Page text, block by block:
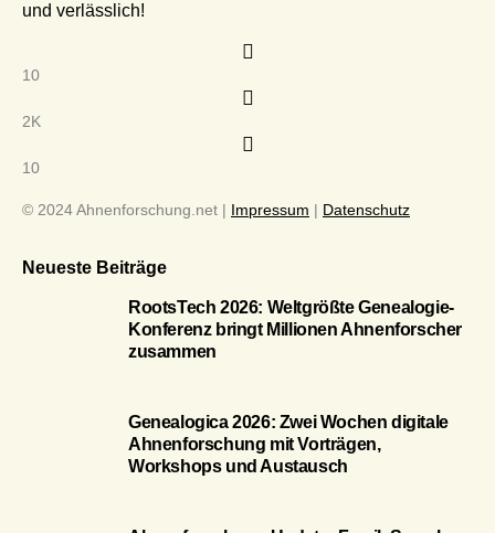
und verlässlich!
10
2K
10
© 2024 Ahnenforschung.net | Impressum | Datenschutz
Neueste Beiträge
RootsTech 2026: Weltgrößte Genealogie-
Konferenz bringt Millionen Ahnenforscher
zusammen
Genealogica 2026: Zwei Wochen digitale
Ahnenforschung mit Vorträgen,
Workshops und Austausch